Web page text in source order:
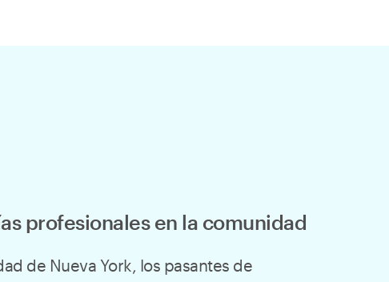
profesionales en la comunidad
de Nueva York, los pasantes de